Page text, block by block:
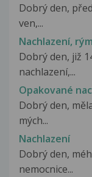
Dobrý den,
ven,...
Nachlazení,
Dobrý den, již
nachlazení,...
Opakované
Dobrý den,
mých...
Nachlazení
Dobrý den,
nemocnice...